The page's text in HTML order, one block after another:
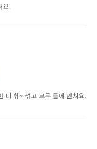
요.
더 휘~ 섞고 모두 틀에 안쳐요.